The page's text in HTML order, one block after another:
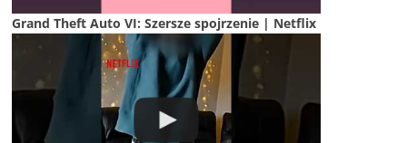
Grand Theft Auto VI: Szersze spojrzenie | Netflix